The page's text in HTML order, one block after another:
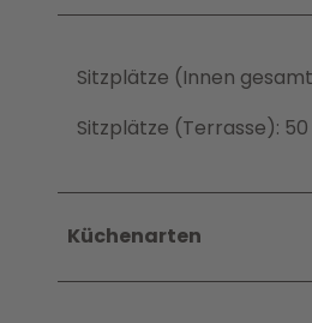
Sitzplätze (Innen
Sitzplätze (Terrasse): 50
Küchenarten